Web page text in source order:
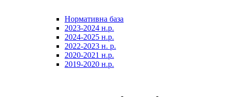
Нормативна база
2023-2024 н.р.
2024-2025 н.р.
2022-2023 н. р.
2020-2021 н.р.
2019-2020 н.р.